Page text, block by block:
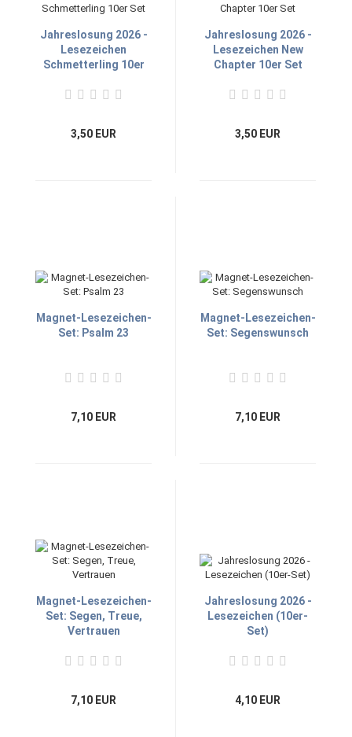
Jahreslosung 2026 -
Lesezeichen
Schmetterling 10er
3,50 EUR
Jahreslosung 2026 -
Lesezeichen New
Chapter 10er Set
3,50 EUR
Magnet-Lesezeichen-
Set: Psalm 23
7,10 EUR
Magnet-Lesezeichen-
Set: Segenswunsch
7,10 EUR
Magnet-Lesezeichen-
Set: Segen, Treue,
Vertrauen
7,10 EUR
Jahreslosung 2026 -
Lesezeichen (10er-
Set)
4,10 EUR